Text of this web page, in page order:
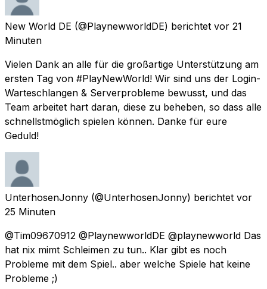
New World DE (@PlaynewworldDE) berichtet vor 21
Minuten
Vielen Dank an alle für die großartige Unterstützung am
ersten Tag von #PlayNewWorld! Wir sind uns der Login-
Warteschlangen & Serverprobleme bewusst, und das
Team arbeitet hart daran, diese zu beheben, so dass alle
schnellstmöglich spielen können. Danke für eure
Geduld!
UnterhosenJonny (@UnterhosenJonny) berichtet vor
25 Minuten
@Tim09670912 @PlaynewworldDE @playnewworld Das
hat nix mimt Schleimen zu tun.. Klar gibt es noch
Probleme mit dem Spiel.. aber welche Spiele hat keine
Probleme ;)